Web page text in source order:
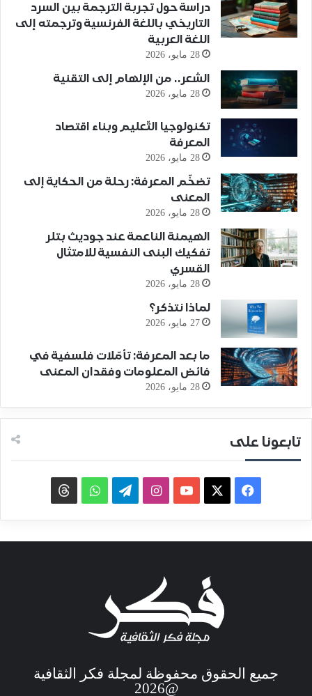
دراسة حول تجربة الترجمة بين السرد
التاريخي باللغة الفرنسية وترجمته إلى
اللغة العربية
28 مايو، 2026
الشعر.. من الإلهام إلى التقنية
28 مايو، 2026
تكنولوجيا التّعليم وبناء اقتصاد
المعرفة
28 مايو، 2026
تضخّم المعرفة: رحلة من الحكاية إلى
المعنى
28 مايو، 2026
الهيمنة الناعمة عند جوديث بتلر
تفكيك البنى النفسية للامتثال
القسري
28 مايو، 2026
لماذا نتذكر؟
27 مايو، 2026
ما بعد المعرفة: تأمّلات فلسفية في
فائض المعلومات وفقدان المعنى
28 مايو، 2026
تابعونا على
جميع الحقوق محفوظة لمجلة فكر الثقافية
@2026